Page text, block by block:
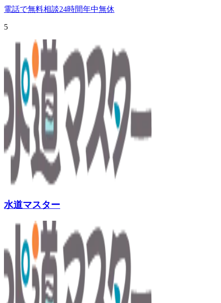
電話で無料相談24時間年中無休
5
水道マスター